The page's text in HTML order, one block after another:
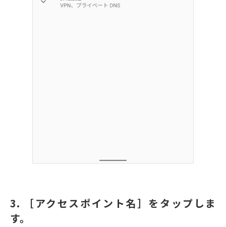
3. ［アクセスポイント名］をタップしま
す。